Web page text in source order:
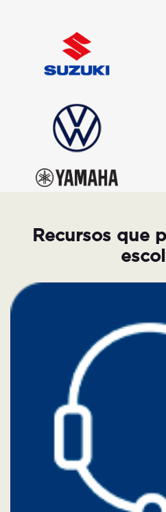
Recursos que